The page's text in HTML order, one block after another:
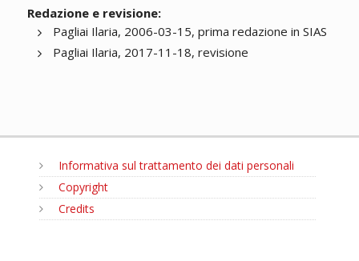
Redazione e revisione:
Pagliai Ilaria, 2006-03-15, prima redazione in SIAS
Pagliai Ilaria, 2017-11-18, revisione
Informativa sul trattamento dei dati personali
Copyright
Credits